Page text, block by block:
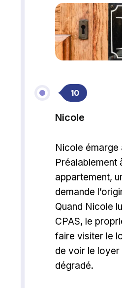
10
Nicole
Nicole émarge
Préalablement
appartement,
demande
Quand Nicole
CPAS, le
faire visiter le
de voir le loyer
dégradé.